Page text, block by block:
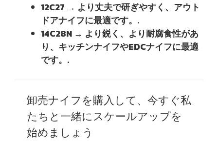
12C27 → より丈夫で研ぎやすく、アウト
ドアナイフに最適です。.
14C28N → より鋭く、より耐腐食性があ
り、キッチンナイフやEDCナイフに最適
です。.
卸売ナイフを購入して、今すぐ私
たちと一緒にスケールアップを
始めましょう